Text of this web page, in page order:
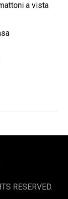
a vista
RESERVED.